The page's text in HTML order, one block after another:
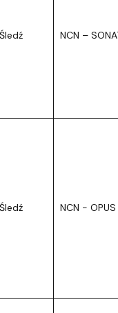
NCN –
NCN - OPUS